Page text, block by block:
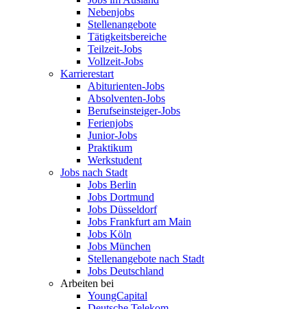
Nebenjobs
Stellenangebote
Tätigkeitsbereiche
Teilzeit-Jobs
Vollzeit-Jobs
Karrierestart
Abiturienten-Jobs
Absolventen-Jobs
Berufseinsteiger-Jobs
Ferienjobs
Junior-Jobs
Praktikum
Werkstudent
Jobs nach Stadt
Jobs Berlin
Jobs Dortmund
Jobs Düsseldorf
Jobs Frankfurt am Main
Jobs Köln
Jobs München
Stellenangebote nach Stadt
Jobs Deutschland
Arbeiten bei
YoungCapital